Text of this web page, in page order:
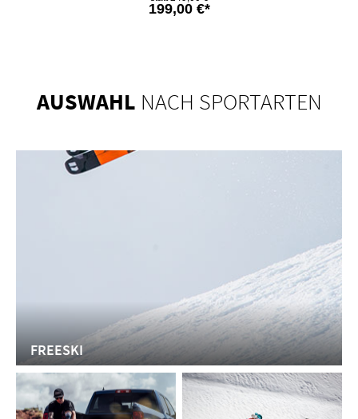
199,00 €*
AUSWAHL NACH SPORTARTEN
FREESKI